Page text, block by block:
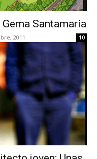
Santamaría
2011 10